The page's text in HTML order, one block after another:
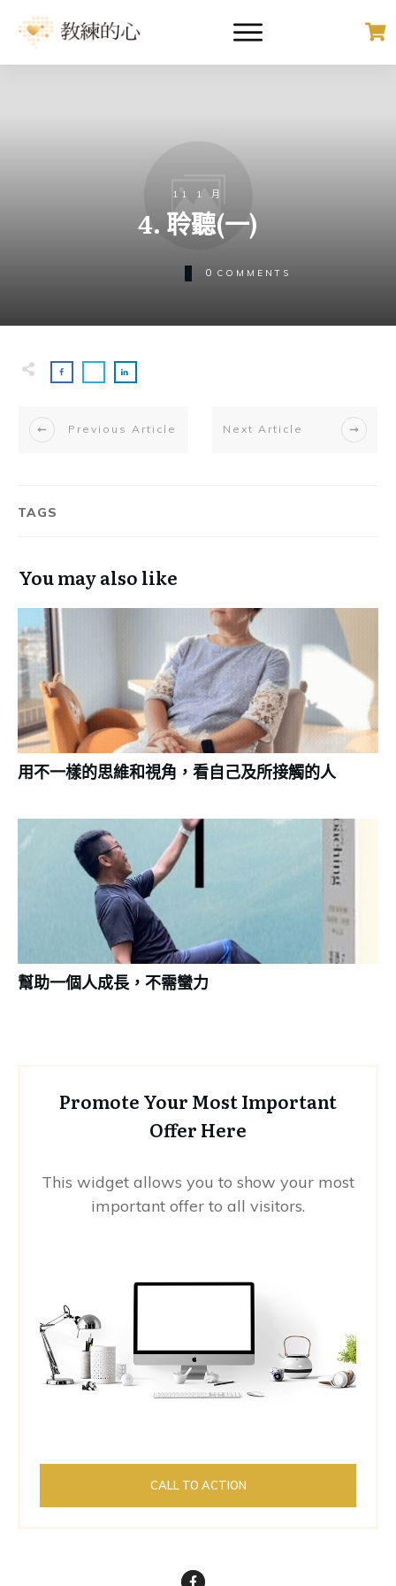
11 1 月
4. 聆聽(一)
0 COMMENTS
Previous Article Next Article
TAGS
You may also like
用不一樣的思維和視角，看自己及所接觸的人
幫助一個人成長，不需蠻力
Promote Your Most Important
Offer Here
This widget allows you to show your most
important offer to all visitors.
CALL TO ACTION